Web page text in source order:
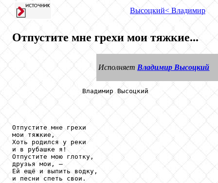
Высоцкий< Владимир
Отпустите мне грехи мои тяжкие...
Исполняет Владимир Высоцкий
                  Владимир Высоцкий
Отпустите мне грехи
мои тяжкие,
Хоть родился у реки
и в рубашке я!
Отпустите мою глотку,
друзья мои, —
Ей ещё и выпить водку,
и песни спеть свои.